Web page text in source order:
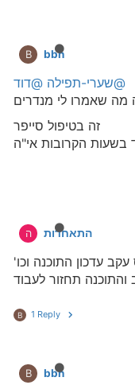
B bbn
@שערי-תפילה @דוד
מה שאמרו לי מנדרים
זה בטיפול סייפר
בשעות הקרובות אי"ה
ה התאחדות
עדכון התוכנה וכו'
תחזור לעבוד
B 1 Reply
B bbn